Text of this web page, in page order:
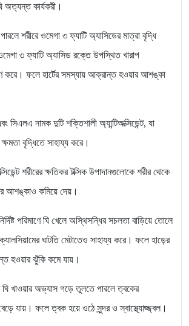
অত্যন্ত কার্যকরী।
শরীরে ওমেগা ৩ ফ্যাটি অ্যাসিডের মাত্রা বৃদ্ধি
৩ ফ্যাটি অ্যাসিড রক্তে উপস্থিত খারাপ
করে। ফলে হার্টের সমস্যায় আক্রান্ত হওয়ার আশঙ্কা
সিএলএ নামক দুটি শক্তিশালী অ্যান্টিঅক্সিডেন্ট, যা
ক্ষমতা বৃদ্ধিতে সাহায্য করে।
শরীরের ক্ষতিকর টক্সিক উপাদানগুলোকে শরীর থেকে
আশঙ্কাও কমিয়ে দেয়।
পরিমাণে ঘি খেলে অস্থিসন্ধির সচলতা বাড়িয়ে তোলে
ঘাটতি মেটাতেও সাহায্য করে। ফলে হাড়ের
হওয়ার ঝুঁকি কমে যায়।
ঘি খাওয়ার অভ্যাস গড়ে তুলতে পারলে ত্বকের
যায়। ফলে ত্বক হয়ে ওঠে সুন্দর ও স্বাস্থ্যোজ্জ্বল।